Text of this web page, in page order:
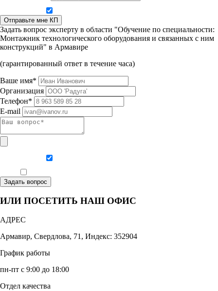
Отправьте мне КП
Задать вопрос эксперту в области "Обучение по специальности:
Монтажник технологического оборудования и связанных с ним
конструкций" в Армавире
(гарантированный ответ в течение часа)
Ваше имя*
Организация
Телефон*
E-mail
Задать вопрос
ИЛИ ПОСЕТИТЬ НАШ ОФИС
АДРЕС
Армавир, Свердлова, 71, Индекс: 352904
График работы
пн-пт с 9:00 до 18:00
Отдел качества